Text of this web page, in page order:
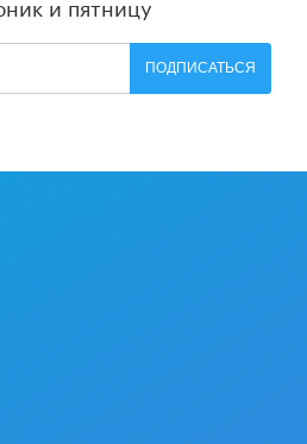
ПОДПИСАТЬСЯ